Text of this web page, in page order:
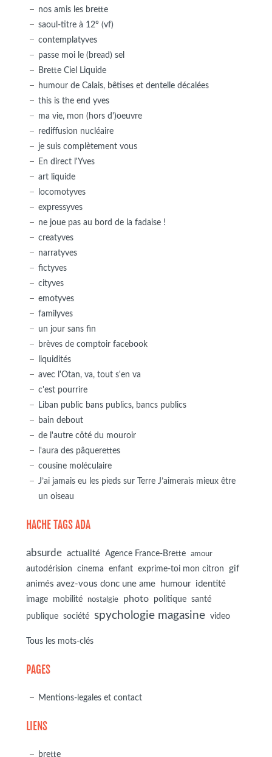
nos amis les brette
saoul-titre à 12° (vf)
contemplatyves
passe moi le (bread) sel
Brette Ciel Liquide
humour de Calais, bêtises et dentelle décalées
this is the end yves
ma vie, mon (hors d')oeuvre
rediffusion nucléaire
je suis complètement vous
En direct l'Yves
art liquide
locomotyves
expressyves
ne joue pas au bord de la fadaise !
creatyves
narratyves
fictyves
cityves
emotyves
familyves
un jour sans fin
brèves de comptoir facebook
liquidités
avec l'Otan, va, tout s'en va
c'est pourrire
Liban public bans publics, bancs publics
bain debout
de l'autre côté du mouroir
l'aura des pâquerettes
cousine moléculaire
J’ai jamais eu les pieds sur Terre J’aimerais mieux être
un oiseau
HACHE TAGS ADA
absurde actualité Agence France-Brette amour
autodérision cinema enfant exprime-toi mon citron
gif
animés avez-vous donc une ame
humour identité
image mobilité nostalgie photo politique
santé
publique
société spychologie magasine video
Tous les mots-clés
PAGES
Mentions-legales et contact
LIENS
brette